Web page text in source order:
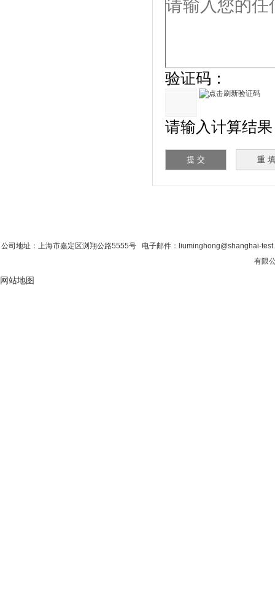
验证码：
请输入计算结果
公司地址：上海市嘉定区浏翔公路5555号 电子邮件：liuminghong@shanghai-
有限
网站地图